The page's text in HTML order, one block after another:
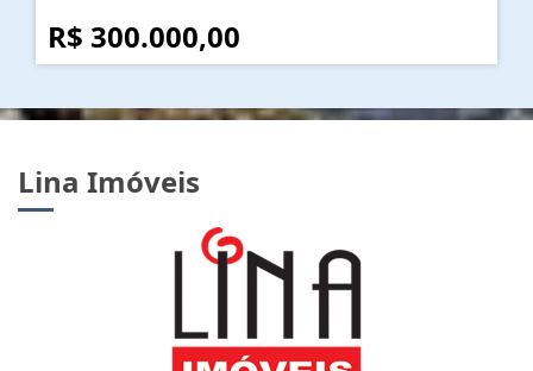
R$ 300.000,00
Lina Imóveis